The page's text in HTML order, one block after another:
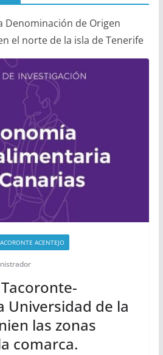
Denominación de Origen
el norte de la isla de Tenerife
ACENTEJO
Tacoronte-
Universidad de la
las zonas
comarca.